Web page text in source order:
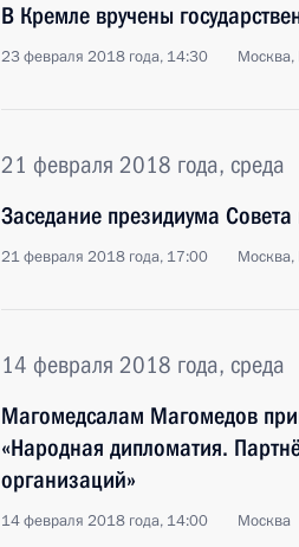
В Кремле вручены
23 февраля 2018 года, 14:30 Москва,
21 февраля 2018 года, среда
Заседание президиума
21 февраля 2018 года, 17:00 Москва,
14 февраля 2018 года, среда
Магомедсалам Магомедов
«Народная дипломатия.
организаций»
14 февраля 2018 года, 14:00 Москва